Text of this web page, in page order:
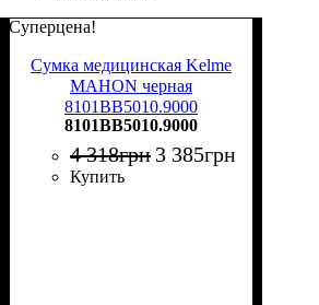
Суперцена!
Сумка медицинская Kelme
MAHON черная
8101BB5010.9000
8101BB5010.9000
4 318грн 3 385грн
Купить